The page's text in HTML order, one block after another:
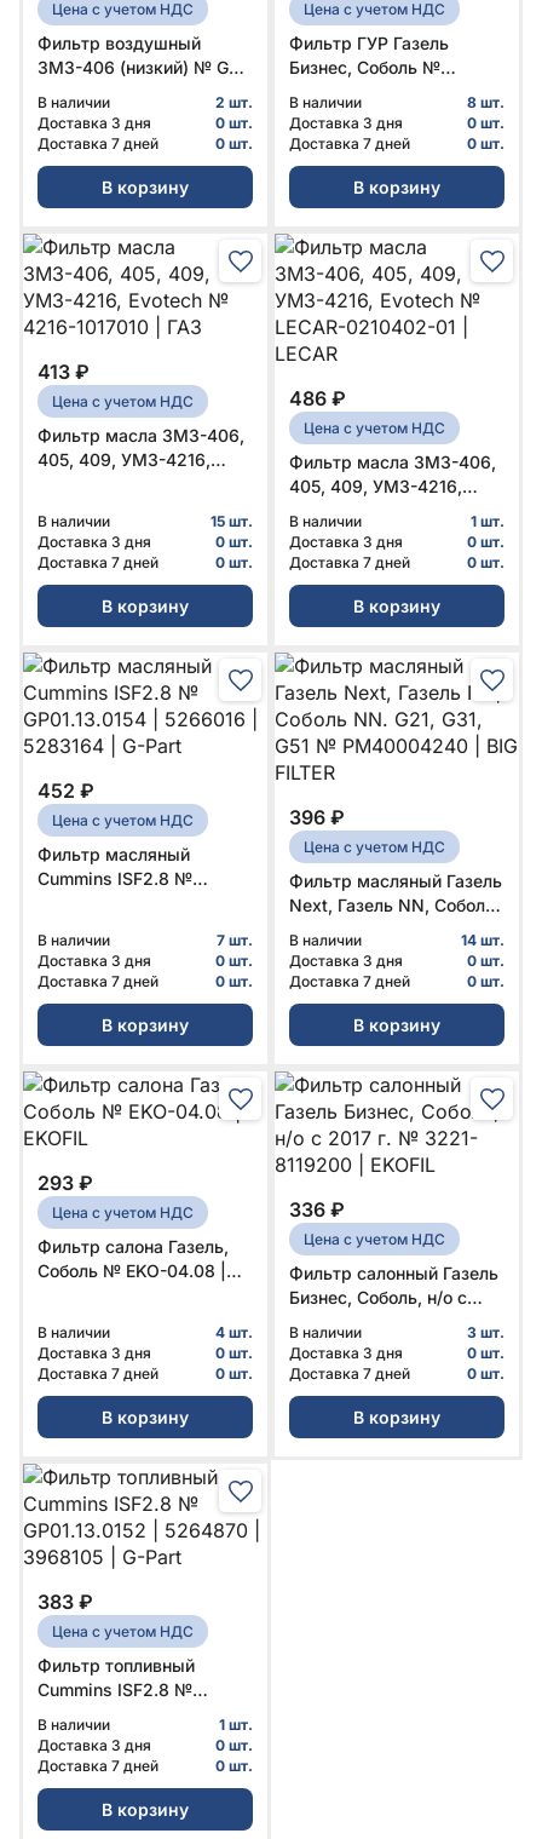
Цена с учетом НДС
Фильтр воздушный
ЗМЗ-406 (низкий) № GB-
В наличии
2 шт.
Доставка 3 дня
0 шт.
Доставка 7 дней
0 шт.
В корзину
Цена с учетом НДС
Фильтр ГУР Газель
Бизнес, Соболь №
В наличии
8 шт.
Доставка 3 дня
0 шт.
Доставка 7 дней
0 шт.
В корзину
413 ₽
Цена с учетом НДС
Фильтр масла ЗМЗ-406,
405, 409, УМЗ-4216,
В наличии
15 шт.
Доставка 3 дня
0 шт.
Доставка 7 дней
0 шт.
В корзину
486 ₽
Цена с учетом НДС
Фильтр масла ЗМЗ-406,
405, 409, УМЗ-4216,
0210402-01 | LECAR
В наличии
1 шт.
Доставка 3 дня
0 шт.
Доставка 7 дней
0 шт.
В корзину
452 ₽
Цена с учетом НДС
Фильтр масляный
Cummins ISF2.8 №
В наличии
7 шт.
Доставка 3 дня
0 шт.
Доставка 7 дней
0 шт.
В корзину
396 ₽
Цена с учетом НДС
Фильтр масляный Газель
Next, Газель NN, Соболь
PM40004240 | BIG
FILTER
В наличии
14 шт.
Доставка 3 дня
0 шт.
Доставка 7 дней
0 шт.
В корзину
293 ₽
Цена с учетом НДС
Фильтр салона Газель,
Соболь № EKO-04.08 |
В наличии
4 шт.
Доставка 3 дня
0 шт.
Доставка 7 дней
0 шт.
В корзину
336 ₽
Цена с учетом НДС
Фильтр салонный Газель
Бизнес, Соболь, н/о с
EKOFIL
В наличии
3 шт.
Доставка 3 дня
0 шт.
Доставка 7 дней
0 шт.
В корзину
383 ₽
Цена с учетом НДС
Фильтр топливный
Cummins ISF2.8 №
3968105 | G-Part
В наличии
1 шт.
Доставка 3 дня
0 шт.
Доставка 7 дней
0 шт.
В корзину